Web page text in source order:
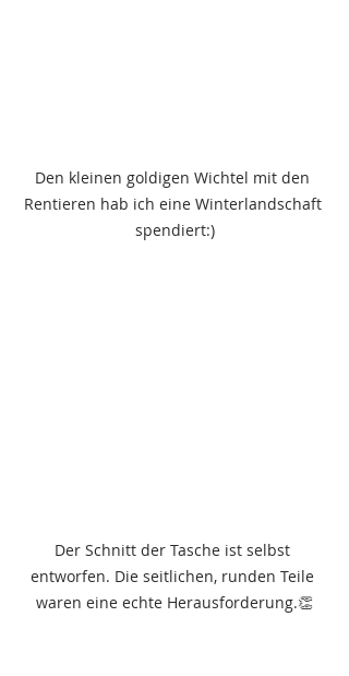
Den kleinen goldigen Wichtel mit den
Rentieren hab ich eine Winterlandschaft
spendiert:)
Der Schnitt der Tasche ist selbst
entworfen. Die seitlichen, runden Teile
waren eine echte Herausforderung.👏